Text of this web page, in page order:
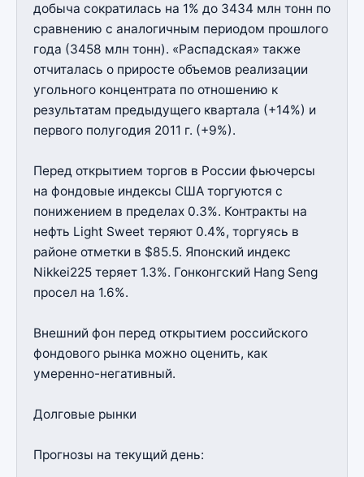
добыча сократилась на 1% до 3434 млн тонн по
сравнению с аналогичным периодом прошлого
года (3458 млн тонн). «Распадская» также
отчиталась о приросте объемов реализации
угольного концентрата по отношению к
результатам предыдущего квартала (+14%) и
первого полугодия 2011 г. (+9%).
Перед открытием торгов в России фьючерсы
на фондовые индексы США торгуются с
понижением в пределах 0.3%. Контракты на
нефть Light Sweet теряют 0.4%, торгуясь в
районе отметки в $85.5. Японский индекс
Nikkei225 теряет 1.3%. Гонконгский Нang Seng
просел на 1.6%.
Внешний фон перед открытием российского
фондового рынка можно оценить, как
умеренно-негативный.
Долговые рынки
Прогнозы на текущий день: